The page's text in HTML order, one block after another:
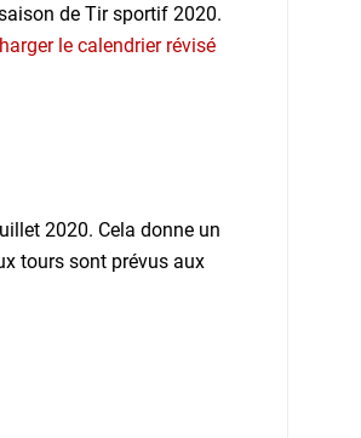
de Tir sportif 2020.
le calendrier révisé
2020. Cela donne un
tours sont prévus aux